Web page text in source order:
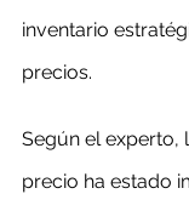
inventario
precios.
Según el experto,
precio ha estado